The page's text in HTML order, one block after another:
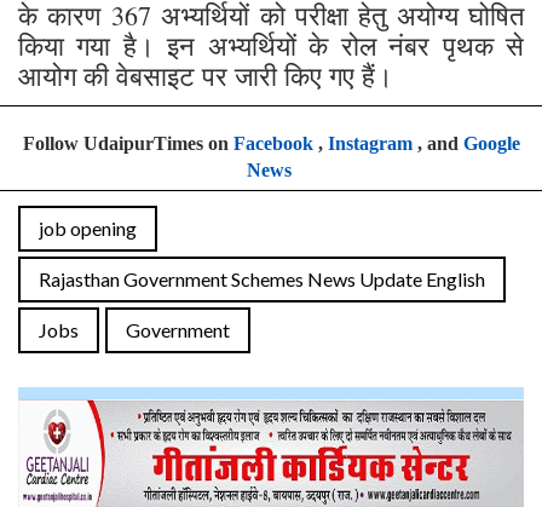
के कारण 367 अभ्यर्थियों को परीक्षा हेतु अयोग्य घोषित
किया गया है। इन अभ्यर्थियों के रोल नंबर पृथक से
आयोग की वेबसाइट पर जारी किए गए हैं।
Follow UdaipurTimes on Facebook, Instagram, and Google
News
job opening
Rajasthan Government Schemes News Update English
Jobs Government